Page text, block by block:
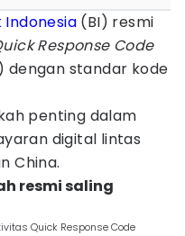
Indonesia (BI) resmi
Response Code
) dengan standar kode
penting dalam
digital lintas
China.
resmi saling
Quick Response Code